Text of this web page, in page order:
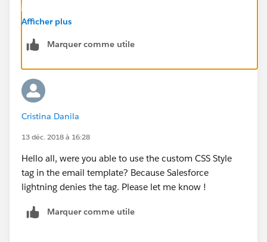
Then Please copy this code & add it to your template
<head>
<style>
border-color: purple; }
</style>
</head>
Afficher plus
Marquer comme utile
Cristina Danila
13 déc. 2018 à 16:28
Hello all, were you able to use the custom CSS Style
tag in the email template? Because Salesforce
lightning denies the tag. Please let me know !
Marquer comme utile